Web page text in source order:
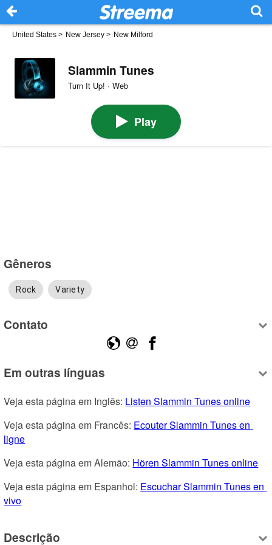
United States > New Jersey > New Milford
Slammin Tunes
Turn It Up! · Web
Play
Gêneros
Rock Variety
Contato
Em outras línguas
Veja esta página em Inglês: Listen Slammin Tunes online
Veja esta página em Francês: Ecouter Slammin Tunes en
ligne
Veja esta página em Alemão: Hören Slammin Tunes online
Veja esta página em Espanhol: Escuchar Slammin Tunes en
vivo
Descrição